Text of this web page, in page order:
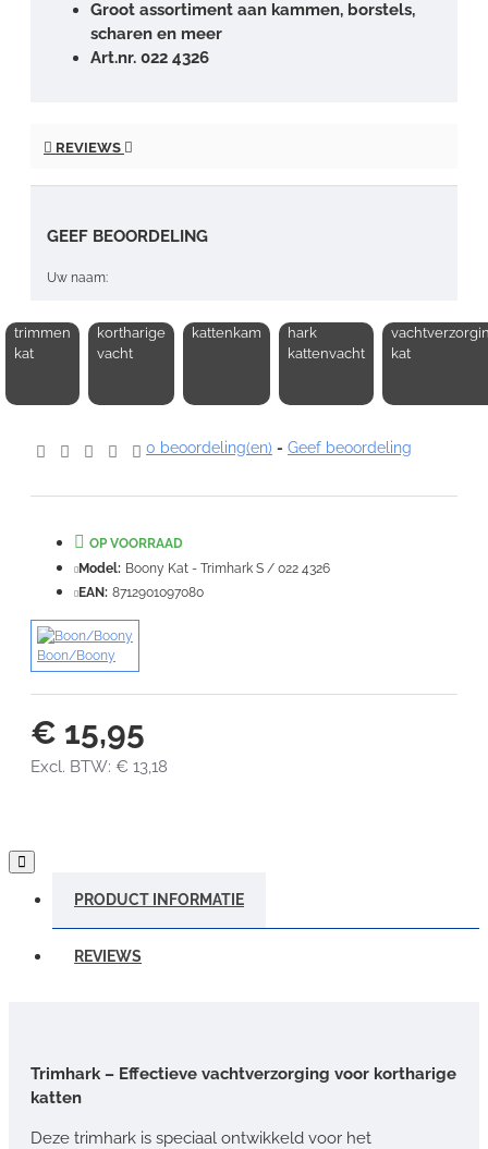
Groot assortiment aan kammen, borstels,
scharen en meer
Art.nr. 022 4326
REVIEWS
GEEF BEOORDELING
Uw naam:
Slecht
trimmen
kat
kortharige
vacht
kattenkam
hark
kattenvacht
kat
0 beoordeling(en) - Geef beoordeling
€ 15,95
Excl. BTW: € 13,18
OP VOORRAAD
Model: Boony Kat - Trimhark S / 022 4326
EAN: 8712901097080
Boon/Boony
PRODUCT INFORMATIE
REVIEWS
Trimhark – Effectieve vachtverzorging voor kortharige
katten
Deze trimhark is speciaal ontwikkeld voor het